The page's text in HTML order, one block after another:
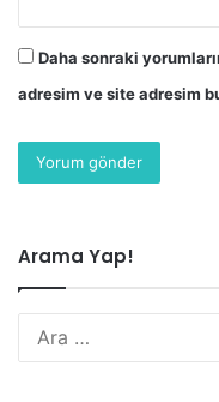
Daha sonraki
adresim ve site adresim
Arama Yap!